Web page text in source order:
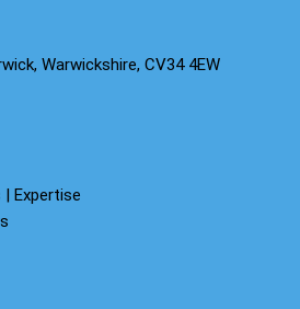
Warwickshire, CV34 4EW
Expertise